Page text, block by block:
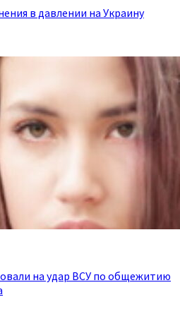
в давлении на Украину
на удар ВСУ по общежитию